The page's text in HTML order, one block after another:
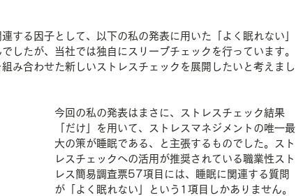
する因子として、以下の私の発表に用いた「よく眠れない」
したが、当社では独自にスリープチェックを行っています。
み合わせた新しいストレスチェックを展開したいと考えまし
今回の私の発表はまさに、ストレスチェック結果
「だけ」を用いて、ストレスマネジメントの唯一最
大の策が睡眠である、と主張するものでした。スト
レスチェックへの活用が推奨されている職業性スト
レス簡易調査票57項目には、睡眠に関連する質問
が「よく眠れない」という1項目しかありません。